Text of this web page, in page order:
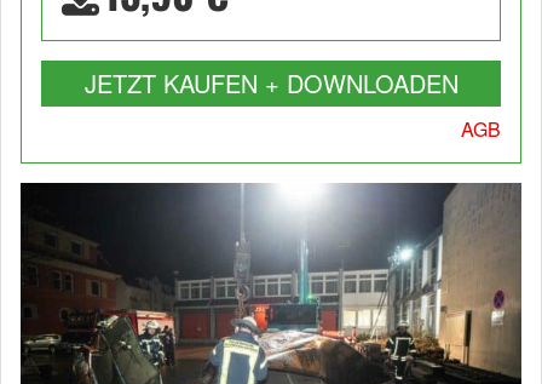
JETZT KAUFEN + DOWNLOADEN
AGB